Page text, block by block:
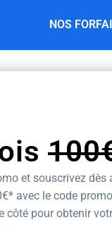
NOS
et souscrivez
avec le code promo
côté pour obtenir